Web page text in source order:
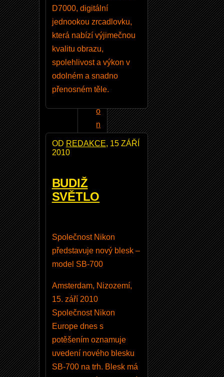
D7000, digitální
jednookou zrcadlovku,
která nabízí výjimečnou
kvalitu obrazu,
spolehlivost a výkon v
odolném a snadno
přenosném těle.
OD REDAKCE, 15 ZÁŘÍ
2010
BUDIŽ
SVĚTLO
Společnost Nikon
představuje nový blesk –
model SB-700
Amsterdam, Nizozemí,
15. září 2010
Společnost Nikon
Europe dnes s
potěšením oznamuje
uvedení nového blesku
SB-700 na trh. Blesk má
TÉMATA
i
o
n
-
k
a
i
e
J
a
k
b
y
m